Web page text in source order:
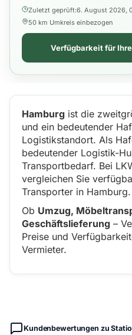
Zuletzt geprüft:6. August 2026,
50 km Umkreis einbezogen
Verfügbarkeit für
Hamburg ist die
und ein bedeutender
Logistikstandort. Als
bedeutender Logistik-
Transportbedarf. Bei
vergleichen Sie
Transporter in Hamburg.
Ob Umzug,
Geschäftslieferung –
Preise und
Vermieter.
Kundenbewertungen zu